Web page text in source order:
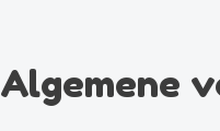
Algemene